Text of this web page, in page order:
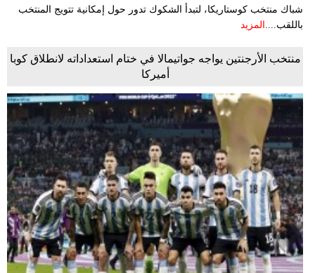
شباك منتخب كوستاريكا، لتبدأ الشكوك تدور حول إمكانية تتويج المنتخب
باللقب....
المزيد
منتخب الأرجنتين يواجه جواتيمالا في ختام استعداداته لانطلاق كوبا
أميركا